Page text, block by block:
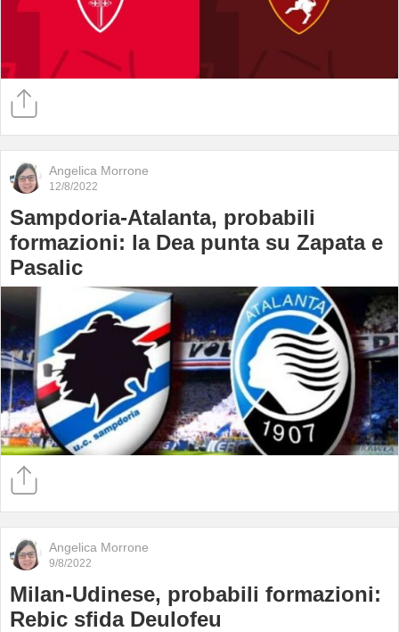
Angelica Morrone
12/8/2022
Sampdoria-Atalanta, probabili
formazioni: la Dea punta su Zapata e
Pasalic
Angelica Morrone
9/8/2022
Milan-Udinese, probabili formazioni:
Rebic sfida Deulofeu